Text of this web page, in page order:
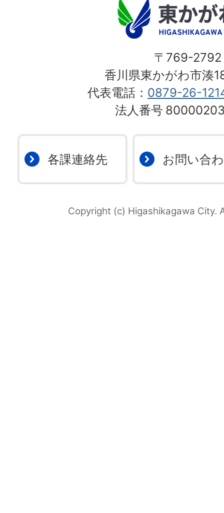
〒769-2792
香川県東かがわ市湊
代表電話： 0879-26-
法人番号
各課連絡先 お問い合
Copyright (c) Higashikagawa City.